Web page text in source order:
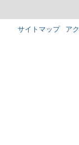
サイトマップ ア